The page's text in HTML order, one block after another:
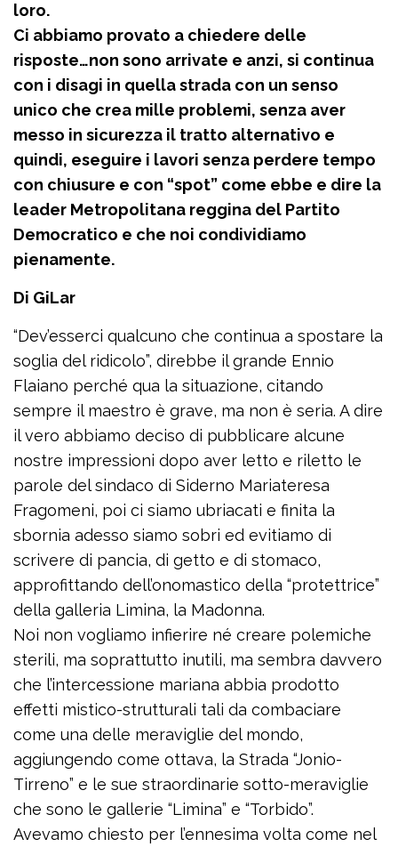
loro.
Ci abbiamo provato a chiedere delle
risposte…non sono arrivate e anzi, si continua
con i disagi in quella strada con un senso
unico che crea mille problemi, senza aver
messo in sicurezza il tratto alternativo e
quindi, eseguire i lavori senza perdere tempo
con chiusure e con “spot” come ebbe e dire la
leader Metropolitana reggina del Partito
Democratico e che noi condividiamo
pienamente.
Di GiLar
“Dev’esserci qualcuno che continua a spostare la
soglia del ridicolo”, direbbe il grande Ennio
Flaiano perché qua la situazione, citando
sempre il maestro è grave, ma non è seria. A dire
il vero abbiamo deciso di pubblicare alcune
nostre impressioni dopo aver letto e riletto le
parole del sindaco di Siderno Mariateresa
Fragomeni, poi ci siamo ubriacati e finita la
sbornia adesso siamo sobri ed evitiamo di
scrivere di pancia, di getto e di stomaco,
approfittando dell’onomastico della “protettrice”
della galleria Limina, la Madonna.
Noi non vogliamo infierire né creare polemiche
sterili, ma soprattutto inutili, ma sembra davvero
che l’intercessione mariana abbia prodotto
effetti mistico-strutturali tali da combaciare
come una delle meraviglie del mondo,
aggiungendo come ottava, la Strada “Jonio-
Tirreno” e le sue straordinarie sotto-meraviglie
che sono le gallerie “Limina” e “Torbido”.
Avevamo chiesto per l’ennesima volta come nel